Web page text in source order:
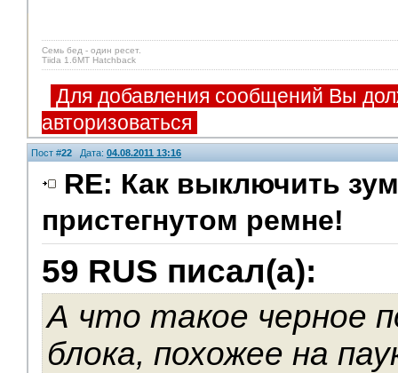
Семь бед - один ресет.
Tiida 1.6MT Hatchback
Для добавления сообщений Вы
авторизоваться
Пост #22 Дата: 04.08.2011 13:16
RE: Как выключить
пристегнутом ремне!
59 RUS писал(а):
А что такое черное
блока, похожее на